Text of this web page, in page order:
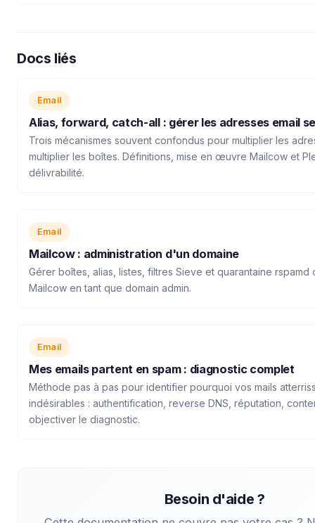
Docs liés
Email
Alias, forward, catch-all : gérer les adresses email
Trois mécanismes souvent confondus pour multiplier les
multiplier les boîtes. Définitions, mise en œuvre Mailcow et
délivrabilité.
Email
Mailcow : administration d'un domaine
Gérer boîtes, alias, listes, filtres Sieve et quarantaine
Mailcow en tant que domain admin.
Email
Mes emails partent en spam : diagnostic complet
Méthode pas à pas pour identifier pourquoi vos mails
indésirables : authentification, reverse DNS, réputation,
objectiver le diagnostic.
Besoin d'aide ?